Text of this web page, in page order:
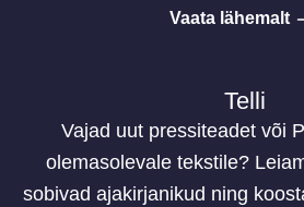
Vaata lähemalt
Telli
Vajad uut pressiteadet või
olemasolevale tekstile?
sobivad ajakirjanikud ning